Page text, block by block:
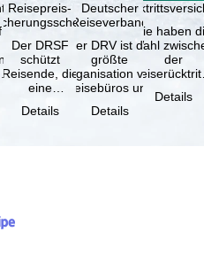
Reisepreis-
Der DRSF
schützt
Reisende, die
eine
oder
Details
Deutscher
Reiseverband
Der DRV ist die
größte
Organisation von
Reisebüros und
Reiseveranstaltern
in …
Details
Sie haben
Wahl
der
(inklusive
Details